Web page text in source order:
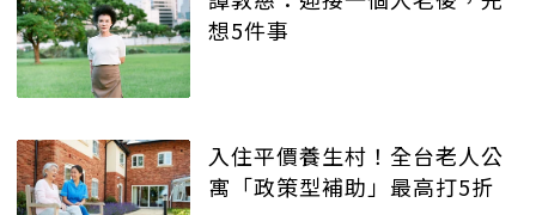
想5件事
入住平價養生村！全台老人公
寓「政策型補助」最高打5折